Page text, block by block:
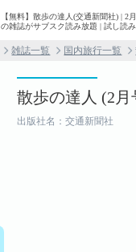
【無料】散歩の達人(交通新聞社) | 2
の雑誌がサブスク読み放題 | 試し読
雑誌一覧 国内旅行一覧
散歩の達人 (2月
出版社名：交通新聞社